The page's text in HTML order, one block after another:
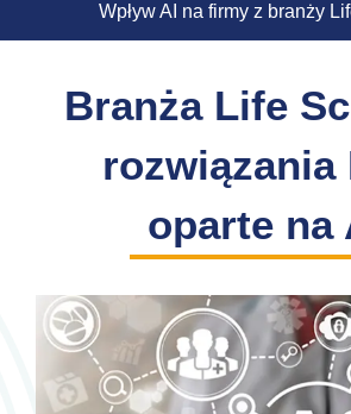
Wpływ AI na firmy z branży
Branża Life
rozwiązania
oparte na